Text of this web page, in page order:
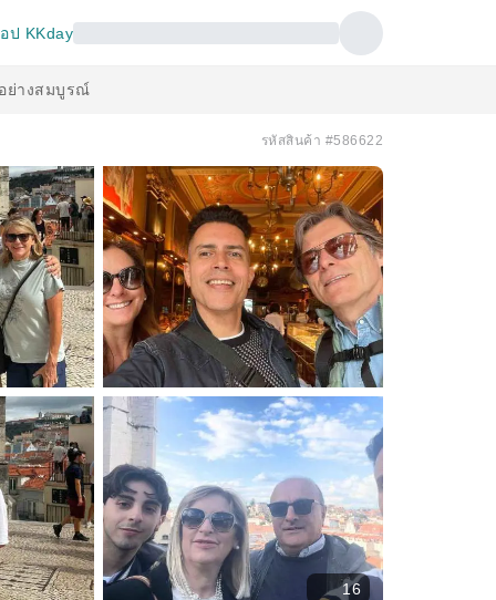
ป KKday
ย่างสมบูรณ์
รหัสสินค้า #586622
16